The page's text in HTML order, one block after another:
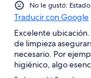
No le gustó:
Traducir con Google
Excelente
de limpieza
necesario. Por
higiénico, algo